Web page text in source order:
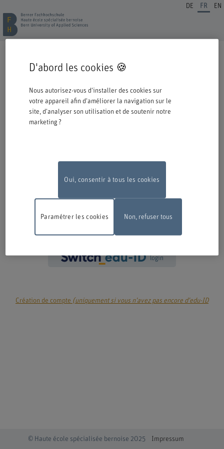
DE FR EN
Cordiale bienvenue à la BFH. Vous avez opté pour une formation ou un
Veuillez prendre connaissance des informations ci-dessous concernant le
processus d'inscription.
Authentification avec Switch edu-ID
Travaux de maintenance En raison de travaux de maintenance, le
2026, entre 18 h et 22 h.Nous vous remercions de votre compréhension
login
Création de compte (uniquement si vous n'avez pas encore d'edu-ID
© Haute école spécialisée bernoise 2025 Impressum
D'abord les cookies 🍪
Nous autorisez-vous d'installer des cookies sur
votre appareil afin d'améliorer la navigation sur le
site, d'analyser son utilisation et de soutenir notre
marketing ?
Oui, consentir à tous les cookies
Paramétrer les cookies Non, refuser tous